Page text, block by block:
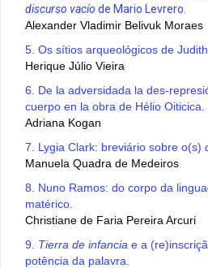
discurso vacío de Mario Levrero.
Alexander Vladimir Belivuk Moraes
5. Os sítios arqueológicos de
Herique Júlio Vieira
6. De la adversidada la des-
cuerpo en la obra de Hélio Oiticica.
Adriana Kogan
7. Lygia Clark: breviário sobre o(s)
Manuela Quadra de Medeiros
8. Nuno Ramos: do corpo da
matérico.
Christiane de Faria Pereira Arcuri
9. Tierra de infancia e a
potência da palavra.